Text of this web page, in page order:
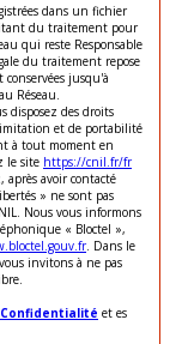
dans un fichier
du traitement pour
qui reste Responsable
du traitement repose
jusqu'à
Réseau.
disposez des droits
limitation et de portabilité
à tout moment en
le site https://cnil.fr/fr
après avoir contacté
» ne sont pas
Nous vous informons
« Bloctel »,
. Dans le
invitons à ne pas
et es